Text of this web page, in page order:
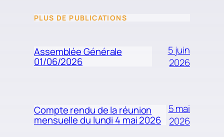
PLUS DE PUBLICATIONS
Assemblée Générale
01/06/2026
5 juin
2026
Compte rendu de la réunion
mensuelle du lundi 4 mai 2026
5 mai
2026